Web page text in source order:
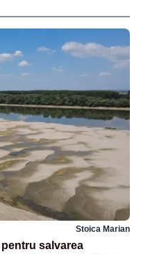
Stoica Marian
salvarea